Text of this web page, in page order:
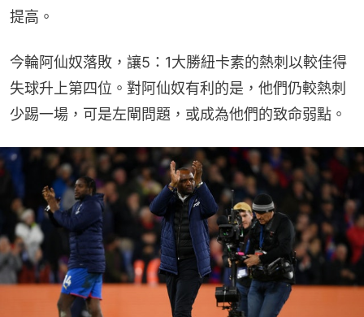
提高。
今輪阿仙奴落敗，讓5：1大勝紐卡素的熱刺以較佳得
失球升上第四位。對阿仙奴有利的是，他們仍較熱刺
少踢一場，可是左閘問題，或成為他們的致命弱點。